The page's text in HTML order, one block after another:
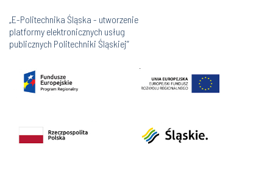
„E-Politechnika Śląska - utworzenie
platformy elektronicznych usług
publicznych Politechniki Śląskiej”